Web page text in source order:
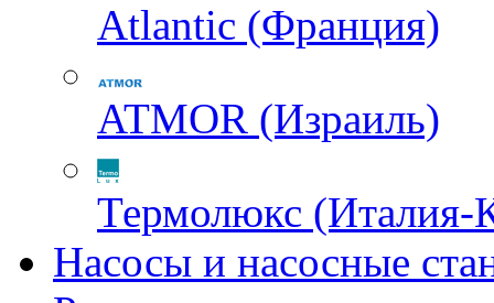
Atlantic (Франция)
ATMOR (Израиль)
Термолюкс (Италия-
Насосы и насосные